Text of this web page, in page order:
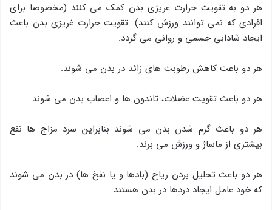
هر دو به تقویت حرارت غریزی بدن کمک می کنند (مخصوصا برای
افرادی که نمی توانند ورزش کنند). تقویت حرارت غریزی بدن باعث
ایجاد شادابی جسمی و روانی می گردد.
هر دو باعث کاهش رطوبت های زائد در بدن می شوند.
هر دو باعث تقویت عضلات، تاندون ها و اعصاب بدن می شوند.
هر دو باعث گرم شدن بدن می شوند بنابراین سرد مزاج ها نفع
بیشتری از ماساژ و ورزش می برند.
هر دو باعث تحلیل بردن ریاح (بادها و یا نفخ ها) در بدن می شوند
که خود عامل ایجاد دردها در بدن هستند.